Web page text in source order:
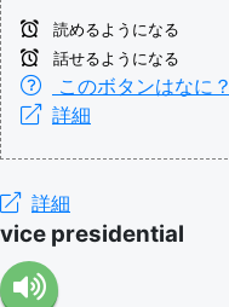
読めるようになる
話せるようになる
このボタンはなに？
詳細
詳細
vice presidential